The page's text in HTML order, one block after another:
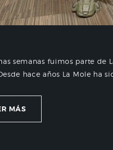
semanas fuimos parte de
hace años La Mole ha
MÁS